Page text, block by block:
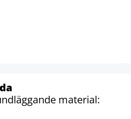
material: